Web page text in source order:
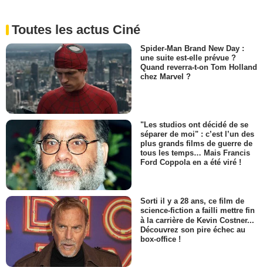
Toutes les actus Ciné
Spider-Man Brand New Day :
une suite est-elle prévue ?
Quand reverra-t-on Tom Holland
chez Marvel ?
"Les studios ont décidé de se
séparer de moi" : c’est l’un des
plus grands films de guerre de
tous les temps… Mais Francis
Ford Coppola en a été viré !
Sorti il y a 28 ans, ce film de
science-fiction a failli mettre fin
à la carrière de Kevin Costner...
Découvrez son pire échec au
box-office !